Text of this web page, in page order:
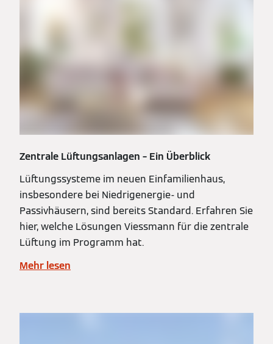
Zentrale Lüftungsanlagen – Ein Überblick
Lüftungssysteme im neuen Einfamilienhaus,
insbesondere bei Niedrigenergie- und
Passivhäusern, sind bereits Standard. Erfahren Sie
hier, welche Lösungen Viessmann für die zentrale
Lüftung im Programm hat.
Mehr lesen